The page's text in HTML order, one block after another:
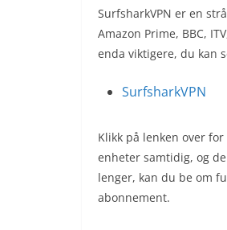
SurfsharkVPN er en
Amazon Prime, BBC,
enda viktigere, du kan
SurfsharkVPN
Klikk på lenken over
enheter samtidig, og
lenger, kan du be om
abonnement.